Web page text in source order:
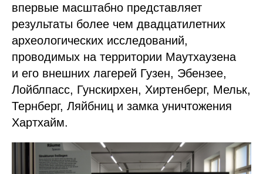
впервые масштабно представляет
результаты более чем двадцатилетних
археологических исследований,
проводимых на территории Маутхаузена
и его внешних лагерей Гузен, Эбензее,
Лойблпасс, Гунскирхен, Хиртенберг, Мельк,
Тернберг, Ляйбниц и замка уничтожения
Хартхайм.